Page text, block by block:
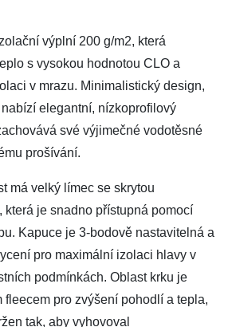
výplní 200 g/m2, která
s vysokou hodnotou CLO a
v mrazu. Minimalistický design,
elegantní, nízkoprofilový
své výjimečné vodotěsné
prošívání.
má velký límec se skrytou
která je snadno přístupná pomocí
Kapuce je 3-bodově nastavitelná a
pro maximální izolaci hlavy v
podmínkách. Oblast krku je
fleecem pro zvýšení pohodlí a tepla,
tak, aby vyhovoval